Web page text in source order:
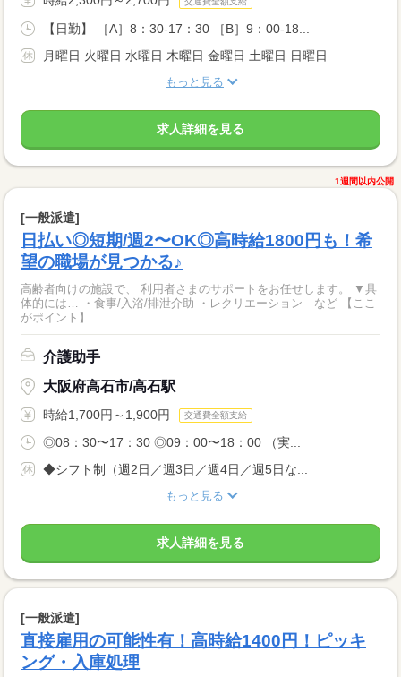
【日勤】 ［A］8：30-17：30 ［B］9：00-18...
月曜日 火曜日 水曜日 木曜日 金曜日 土曜日 日曜日
もっと見る
求人詳細を見る
1週間以内公開
[一般派遣]
日払い◎短期/週2〜OK◎高時給1800円も！希
望の職場が見つかる♪
高齢者向けの施設で、 利用者さまのサポートをお任せします。 ▼具
体的には… ・食事/入浴/排泄介助 ・レクリエーション など 【ここ
がポイント】 ...
介護助手
大阪府高石市/高石駅
時給1,700円～1,900円 交通費全額支給
◎08：30〜17：30 ◎09：00〜18：00 （実...
◆シフト制（週2日／週3日／週4日／週5日な...
もっと見る
求人詳細を見る
[一般派遣]
直接雇用の可能性有！高時給1400円！ピッキ
ング・入庫処理